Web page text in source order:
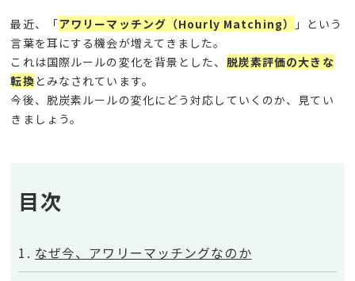
最近、「アワリーマッチング（Hourly Matching）
」という
言葉を耳にする機会が増えてきました。
これは国際ルールの変化を背景とした、 脱炭素評価の大きな
転換とみなされています。
今後、脱炭素ルールの変化にどう対応していくのか、見てい
きましょう。
目次
なぜ今、アワリーマッチングなのか